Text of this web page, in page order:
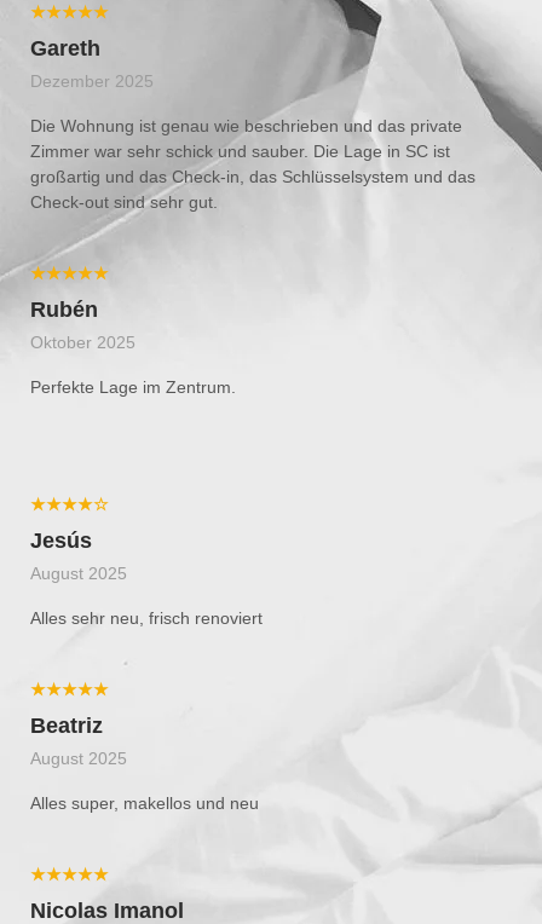
★★★★★
Gareth
Dezember 2025
Die Wohnung ist genau wie beschrieben und das private
Zimmer war sehr schick und sauber. Die Lage in SC ist
großartig und das Check-in, das Schlüsselsystem und das
Check-out sind sehr gut.
★★★★★
Rubén
Oktober 2025
Perfekte Lage im Zentrum.
★★★★☆
Jesús
August 2025
Alles sehr neu, frisch renoviert
★★★★★
Beatriz
August 2025
Alles super, makellos und neu
★★★★★
Nicolas Imanol